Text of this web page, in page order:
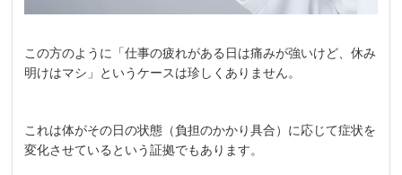
この方のように「仕事の疲れがある日は痛みが強いけど、休み
明けはマシ」というケースは珍しくありません。
これは体がその日の状態（負担のかかり具合）に応じて症状を
変化させているという証拠でもあります。